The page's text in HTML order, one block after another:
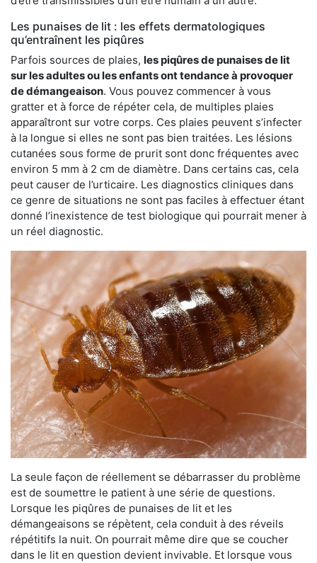
Les punaises de lit : les effets dermatologiques
qu’entraînent les piqûres
Parfois sources de plaies, les piqûres de punaises de lit
sur les adultes ou les enfants ont tendance à provoquer
de démangeaison. Vous pouvez commencer à vous
gratter et à force de répéter cela, de multiples plaies
apparaîtront sur votre corps. Ces plaies peuvent s’infecter
à la longue si elles ne sont pas bien traitées. Les lésions
cutanées sous forme de prurit sont donc fréquentes avec
environ 5 mm à 2 cm de diamètre. Dans certains cas, cela
peut causer de l’urticaire. Les diagnostics cliniques dans
ce genre de situations ne sont pas faciles à effectuer étant
donné l’inexistence de test biologique qui pourrait mener à
un réel diagnostic.
La seule façon de réellement se débarrasser du problème
est de soumettre le patient à une série de questions.
Lorsque les piqûres de punaises de lit et les
démangeaisons se répètent, cela conduit à des réveils
répétitifs la nuit. On pourrait même dire que se coucher
dans le lit en question devient invivable. Et lorsque vous